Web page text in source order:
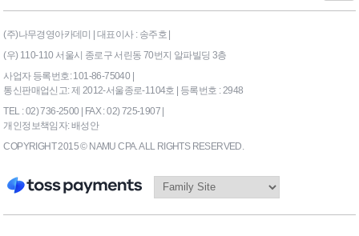
(주)나무경영아카데미 | 대표이사 : 송주호 |
(우) 110-110 서울시 종로구 서린동 70번지 알파빌딩 3층
사업자 등록번호: 101-86-75040 |
통신판매업신고: 제 2012-서울종로-1104호 | 등록번호 : 2948
TEL : 02) 736-2500 | FAX : 02) 725-1907 |
개인정보책임자: 배성안
COPYRIGHT 2015 © NAMU CPA. ALL RIGHTS RESERVED.169|End Timer : 4.492188E-